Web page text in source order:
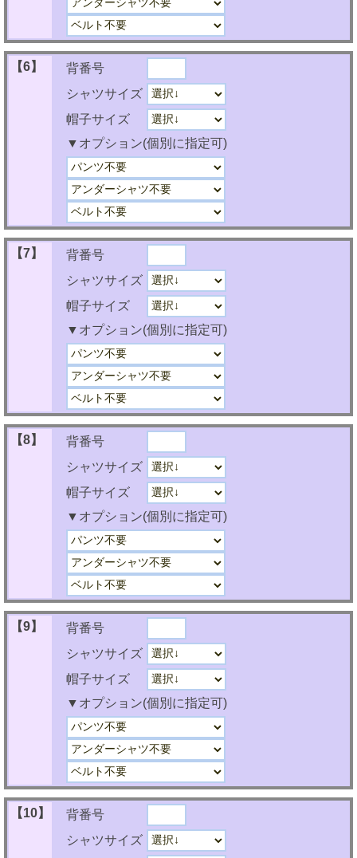
【6】
背番号
シャツサイズ
帽子サイズ
▼オプション(個別に指定可)
【7】
背番号
シャツサイズ
帽子サイズ
▼オプション(個別に指定可)
【8】
背番号
シャツサイズ
帽子サイズ
▼オプション(個別に指定可)
【9】
背番号
シャツサイズ
帽子サイズ
▼オプション(個別に指定可)
【10】
背番号
シャツサイズ